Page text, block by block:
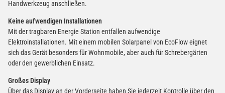
Handwerkzeug anschließen.
Keine aufwendigen Installationen
Mit der tragbaren Energie Station entfallen aufwendige
Elektroinstallationen. Mit einem mobilen Solarpanel von EcoFlow eignet
sich das Gerät besonders für Wohnmobile, aber auch für Schrebergärten
oder den gewerblichen Einsatz.
Großes Display
Über das Display an der Vorderseite haben Sie jederzeit Kontrolle über den